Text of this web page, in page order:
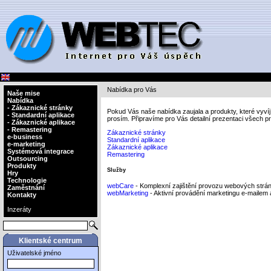
Naše mise
Nabídka
- Zákaznické stránky
- Standardní aplikace
- Zákaznické aplikace
- Remastering
e-business
e-marketing
Systémová integrace
Outsourcing
Produkty
Hry
Technologie
Zaměstnání
Kontakty
Inzeráty
Klientské centrum
Uživatelské jméno
Nabídka pro Vás
Pokud Vás naše nabídka zaujala a produkty, které
prosím. Připravíme pro Vás detailní prezentaci všech
Zákaznické stránky
Standardní aplikace
Zákaznické aplikace
Remastering
Služby
webCare - Komplexní zajištění provozu webových
webMarketing - Aktivní provádění marketingu e-mailem